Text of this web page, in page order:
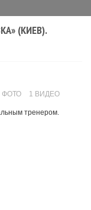
(КИЕВ).
ФОТО 1 ВИДЕО
тренером.